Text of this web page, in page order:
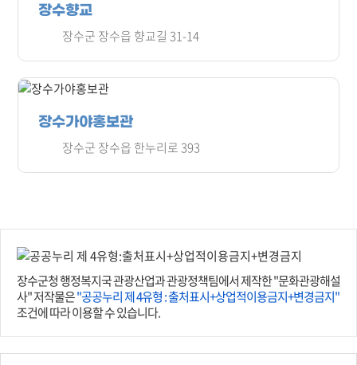
장수향교
장수군 장수읍 향교길 31-14
장수가야홍보관
장수군 장수읍 한누리로 393
장수군청 행정복지국 관광산업과 관광정책팀에서 제작한 "문화관광해설
사" 저작물은"공공누리 제 4유형 : 출처표시+상업적이용금지+변경금지"
조건에 따라 이용할 수 있습니다.